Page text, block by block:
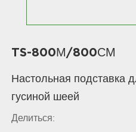
TS-800М/800СМ
Настольная подставка
гусиной шеей
Делиться: